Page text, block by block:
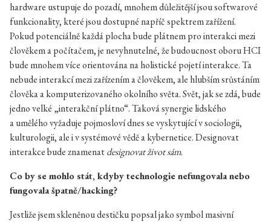
hardware ustupuje do pozadí, mnohem důležitější jsou softwarové
funkcionality, které jsou dostupné napříč spektrem zařížení.
Pokud potenciálně každá plocha bude plátnem pro interakci mezi
člověkem a počítačem, je nevyhnutelné, že budoucnost oboru HCI
bude mnohem více orientována na holistické pojetí interakce. Ta
nebude interakcí mezi zařízením a člověkem, ale hlubším srůstáním
člověka a komputerizovaného okolního světa. Svět, jak se zdá, bude
jedno velké „interakční plátno“. Taková synergie lidského
a umělého vyžaduje pojmosloví dnes se vyskytující v sociologii,
kulturologii, ale i v systémové vědě a kybernetice. Designovat
interakce bude znamenatdesignovat život sám.
Co by se mohlo stát, kdyby technologie nefungovala nebo
fungovala špatně/hacking?
Jestliže jsem skleněnou destičku popsal jako symbol masivní